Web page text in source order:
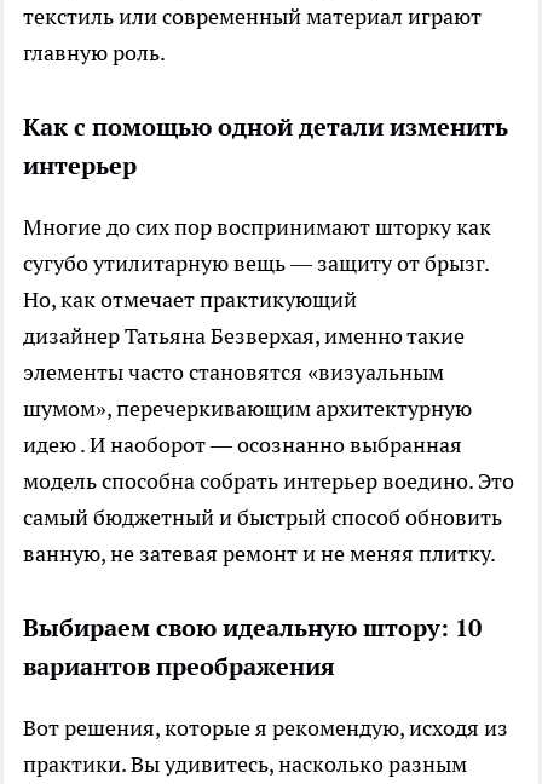
текстиль или современный материал играют
главную роль.
Как с помощью одной детали изменить
интерьер
Многие до сих пор воспринимают шторку как
сугубо утилитарную вещь — защиту от брызг.
Но, как отмечает практикующий
дизайнер Татьяна Безверхая, именно такие
элементы часто становятся «визуальным
шумом», перечеркивающим архитектурную
идею . И наоборот — осознанно выбранная
модель способна собрать интерьер воедино. Это
самый бюджетный и быстрый способ обновить
ванную, не затевая ремонт и не меняя плитку.
Выбираем свою идеальную штору: 10
вариантов преображения
Вот решения, которые я рекомендую, исходя из
практики. Вы удивитесь, насколько разным